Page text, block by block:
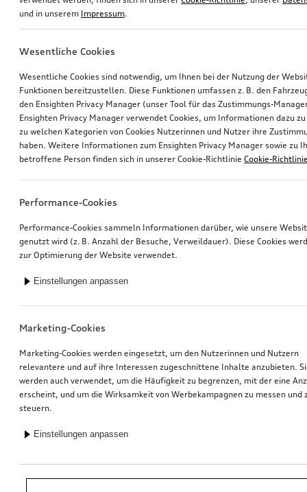
*Unverbindliche Preisempfehlung der Importeurin AMAG Import AG. Inkl.
gesetzlicher MwSt. Preise beim Audi Partner können abweichen; weitere
und in unserem Impressum.
Wesentliche Cookies
Wesentliche Cookies sind notwendig, um Ihnen bei der Nutzung der
Funktionen bereitzustellen. Diese Funktionen umfassen z. B. den
den Ensighten Privacy Manager (unser Tool für das Zustimmungs-
Ensighten Privacy Manager verwendet Cookies, um Informationen dazu
zu welchen Kategorien von Cookies Nutzerinnen und Nutzer ihre
haben. Weitere Informationen zum Ensighten Privacy Manager sowie zu
betroffene Person finden sich in unserer Cookie-Richtlinie Cookie-
Performance-Cookies
Performance-Cookies sammeln Informationen darüber, wie unsere
genutzt wird (z. B. Anzahl der Besuche, Verweildauer). Diese Cookies
zur Optimierung der Website verwendet.
Einstellungen anpassen
Marketing-Cookies
Marketing-Cookies werden eingesetzt, um den Nutzerinnen und Nutzern
relevantere und auf ihre Interessen zugeschnittene Inhalte anzubieten.
werden auch verwendet, um die Häufigkeit zu begrenzen, mit der eine
erscheint, und um die Wirksamkeit von Werbekampagnen zu messen und
steuern.
Einstellungen anpassen